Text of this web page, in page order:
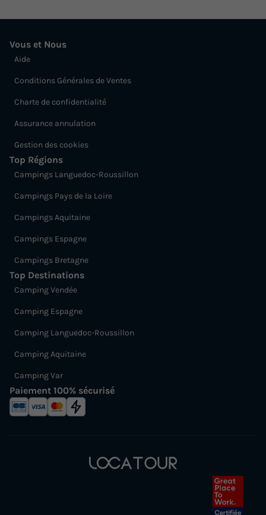
Vous et Nous
Aide
Conditions Générales de Ventes
Charte de confidentialité
Assurance annulation
Gestion des cookies
Top Régions
Campings Languedoc-Roussillon
Campings Pays de la Loire
Campings Aquitaine
Campings Espagne
Campings Bretagne
Top Destinations
Camping Vendée
Camping Espagne
Camping Languedoc-Roussillon
Camping Aquitaine
Camping Var
Paiement 100% sécurisé